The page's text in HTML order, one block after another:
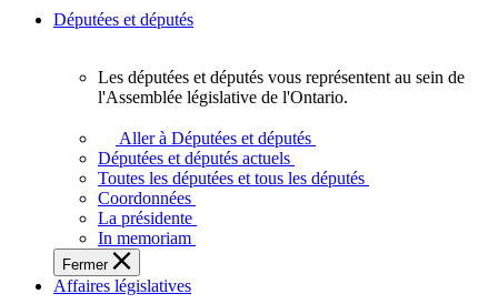
Députées et députés
députés
vous
représentent
sein
de
l'Assemblée
législative
Les députées et députés vous représentent au sein de
l'Assemblée législative de l'Ontario.
Aller à Députées et députés
Députées et députés actuels
Toutes les députées et tous les députés
Coordonnées
La présidente
In memoriam
Fermer
Affaires législatives